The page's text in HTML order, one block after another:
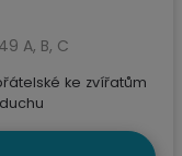
A, B, C
ke zvířatům